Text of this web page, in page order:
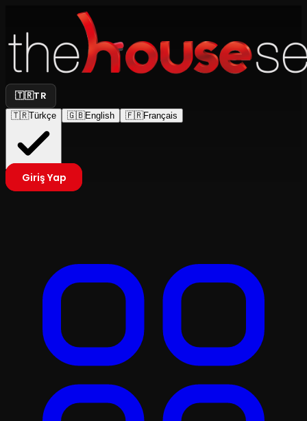
🇹🇷TR
🇹🇷Türkçe 🇬🇧English 🇫🇷Français
Giriş Yap